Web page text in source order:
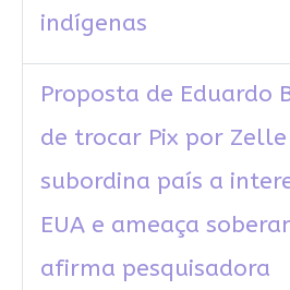
indígenas
Proposta de Eduardo
de trocar Pix por Zelle
subordina país a
EUA e ameaça
afirma pesquisadora